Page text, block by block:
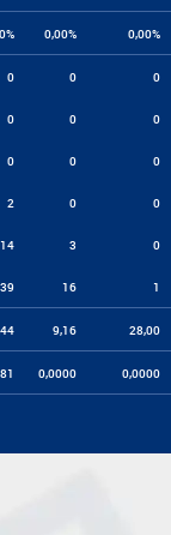
0,00% 0,00%
0 0 0
0 0 0
0 0 0
2 0 0
14 3 0
39 16 1
9,16 28,00
0,0000 0,0000